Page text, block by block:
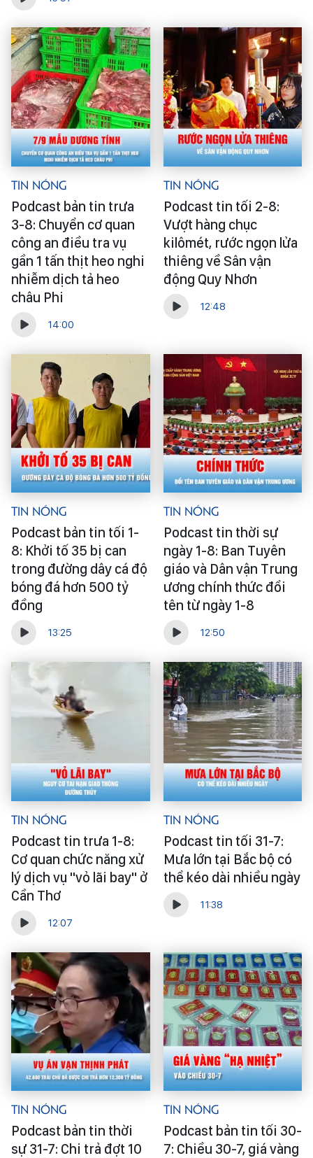
Tin Nóng
Podcast bản tin trưa
3-8: Chuyển cơ quan
công an điều tra vụ
gần 1 tấn thịt heo nghi
nhiễm dịch tả heo
châu Phi
14:00
Tin Nóng
Podcast tin tối 2-8:
Vượt hàng chục
kilômét, rước ngọn lửa
thiêng về Sân vận
động Quy Nhơn
12:48
Tin Nóng
Podcast bản tin tối 1-
8: Khởi tố 35 bị can
trong đường dây cá độ
bóng đá hơn 500 tỷ
đồng
13:25
Tin Nóng
Podcast tin thời sự
ngày 1-8: Ban Tuyên
giáo và Dân vận Trung
ương chính thức đổi
tên từ ngày 1-8
12:50
Tin Nóng
Podcast tin trưa 1-8:
Cơ quan chức năng xử
lý dịch vụ "vỏ lãi bay" ở
Cần Thơ
12:07
Tin Nóng
Podcast tin tối 31-7:
Mưa lớn tại Bắc bộ có
thể kéo dài nhiều ngày
11:38
Tin Nóng
Podcast bản tin thời
sự 31-7: Chi trả đợt 10
Tin Nóng
Podcast bản tin tối 30-
7: Chiều 30-7, giá vàng